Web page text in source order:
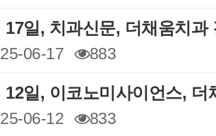
17일, 치과신문, 더채움치
06-17 883
12일, 이코노미사이언스,
06-12 833